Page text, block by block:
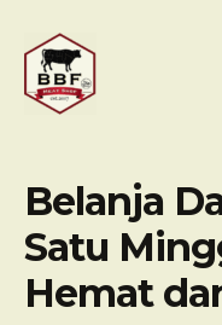
content
Belanja
Satu
Hemat